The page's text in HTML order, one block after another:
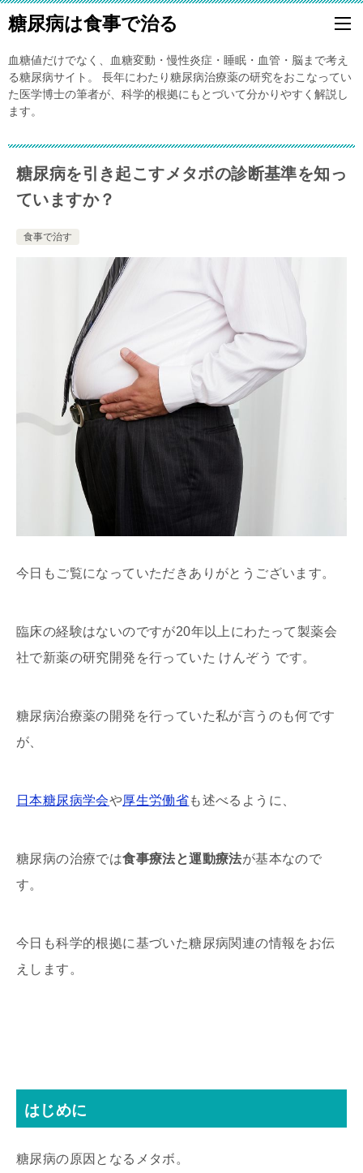
糖尿病は食事で治る
血糖値だけでなく、血糖変動・慢性炎症・睡眠・血管・脳まで考え
る糖尿病サイト。 長年にわたり糖尿病治療薬の研究をおこなってい
た医学博士の筆者が、科学的根拠にもとづいて分かりやすく解説し
ます。
糖尿病を引き起こすメタボの診断基準を知っ
ていますか？
食事で治す
今日もご覧になっていただきありがとうございます。
臨床の経験はないのですが20年以上にわたって製薬会
社で新薬の研究開発を行っていた けんぞう です。
糖尿病治療薬の開発を行っていた私が言うのも何です
が、
日本糖尿病学会や厚生労働省も述べるように、
糖尿病の治療では食事療法と運動療法が基本なので
す。
今日も科学的根拠に基づいた糖尿病関連の情報をお伝
えします。
はじめに
糖尿病の原因となるメタボ。